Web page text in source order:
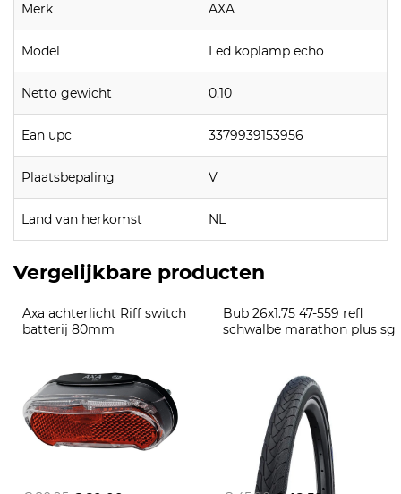
Merk AXA
Model Led koplamp echo
Netto gewicht 0.10
Ean upc 3379939153956
Plaatsbepaling V
Land van herkomst NL
Vergelijkbare producten
Axa achterlicht Riff switch
batterij 80mm
Bub 26x1.75 47-559 refl
schwalbe marathon plus sg